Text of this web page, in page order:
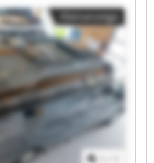
GME Rütger
Hülsermann GME
Rütger Hülsermann
GME Rütger
Hülsermann GME
Rütger Hülsermann
GME Rütger
Hülsermann GME
Kleinanzeige